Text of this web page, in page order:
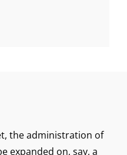
the administration of
expanded on, say, a